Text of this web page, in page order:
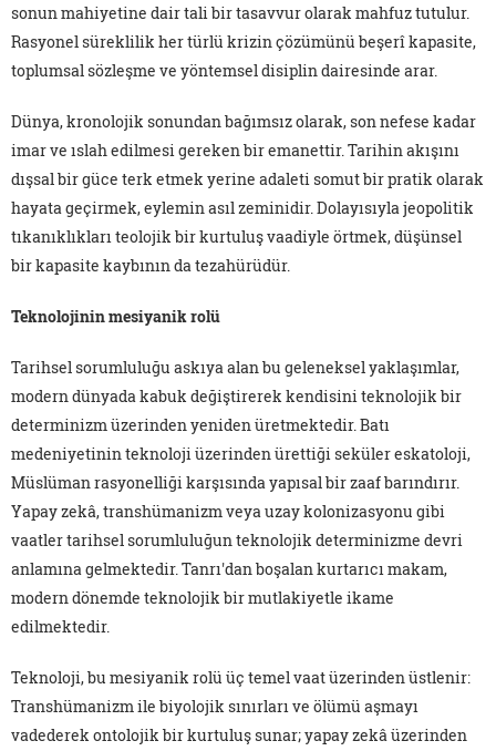
sonun mahiyetine dair tali bir tasavvur olarak mahfuz tutulur.
Rasyonel süreklilik her türlü krizin çözümünü beşerî kapasite,
toplumsal sözleşme ve yöntemsel disiplin dairesinde arar.
Dünya, kronolojik sonundan bağımsız olarak, son nefese kadar
imar ve ıslah edilmesi gereken bir emanettir. Tarihin akışını
dışsal bir güce terk etmek yerine adaleti somut bir pratik olarak
hayata geçirmek, eylemin asıl zeminidir. Dolayısıyla jeopolitik
tıkanıklıkları teolojik bir kurtuluş vaadiyle örtmek, düşünsel
bir kapasite kaybının da tezahürüdür.
Teknolojinin mesiyanik rolü
Tarihsel sorumluluğu askıya alan bu geleneksel yaklaşımlar,
modern dünyada kabuk değiştirerek kendisini teknolojik bir
determinizm üzerinden yeniden üretmektedir. Batı
medeniyetinin teknoloji üzerinden ürettiği seküler eskatoloji,
Müslüman rasyonelliği karşısında yapısal bir zaaf barındırır.
Yapay zekâ, transhümanizm veya uzay kolonizasyonu gibi
vaatler tarihsel sorumluluğun teknolojik determinizme devri
anlamına gelmektedir. Tanrı'dan boşalan kurtarıcı makam,
modern dönemde teknolojik bir mutlakiyetle ikame
edilmektedir.
Teknoloji, bu mesiyanik rolü üç temel vaat üzerinden üstlenir:
Transhümanizm ile biyolojik sınırları ve ölümü aşmayı
vadederek ontolojik bir kurtuluş sunar; yapay zekâ üzerinden